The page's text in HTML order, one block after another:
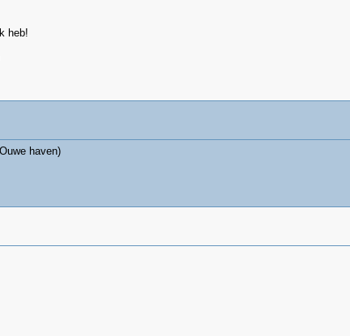
heb!
haven)